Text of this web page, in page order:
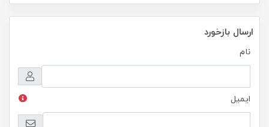
ارسال بازخورد
نام
ایمیل